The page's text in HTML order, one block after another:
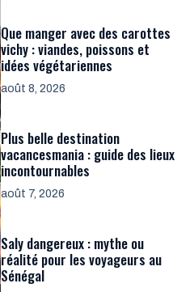
Que manger avec des carottes
vichy : viandes, poissons et
idées végétariennes
août 8, 2026
Plus belle destination
vacancesmania : guide des lieux
incontournables
août 7, 2026
Saly dangereux : mythe ou
réalité pour les voyageurs au
Sénégal